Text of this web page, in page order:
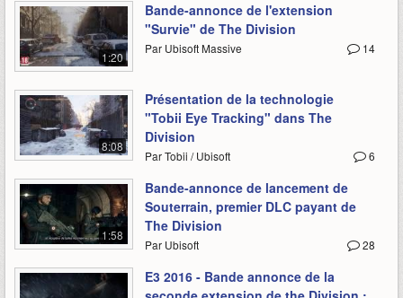
1:20
Bande-annonce de l'extension
"Survie" de The Division
14
Par Ubisoft Massive
8:08
Présentation de la technologie
"Tobii Eye Tracking" dans The
Division
6
Par Tobii / Ubisoft
1:58
Bande-annonce de lancement de
Souterrain, premier DLC payant de
The Division
28
Par Ubisoft
E3 2016 - Bande annonce de la